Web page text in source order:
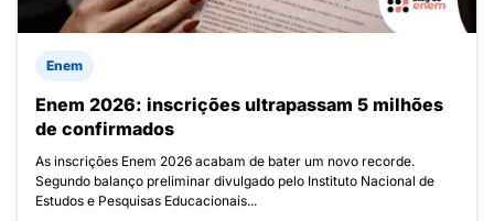
Enem
Enem 2026: inscrições ultrapassam 5 milhões
de confirmados
As inscrições Enem 2026 acabam de bater um novo recorde.
Segundo balanço preliminar divulgado pelo Instituto Nacional de
Estudos e Pesquisas Educacionais...